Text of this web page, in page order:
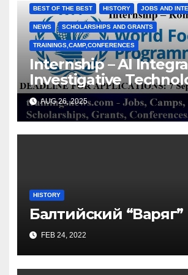
BEST OF THE BEST HISTORY JOBS AND
NEWS SCHOLARSHIPS AND GRANTS
TRAININGS,CAMP,CONFERENCES
Internship – AI
Investigative
OIGI, Rome, Italy/
Programme (WFP)
AUG 26, 2025
HISTORY
Балтийский “Варяг”
FEB 24, 2022